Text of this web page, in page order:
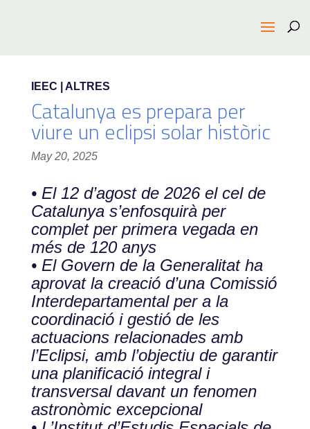
IEEC | ALTRES
Catalunya es prepara per
viure un eclipsi solar històric
May 20, 2025
• El 12 d’agost de 2026 el cel de
Catalunya s’enfosquirà per
complet per primera vegada en
més de 120 anys
• El Govern de la Generalitat ha
aprovat la creació d’una Comissió
Interdepartamental per a la
coordinació i gestió de les
actuacions relacionades amb
l’Eclipsi, amb l’objectiu de garantir
una planificació integral i
transversal davant un fenomen
astronòmic excepcional